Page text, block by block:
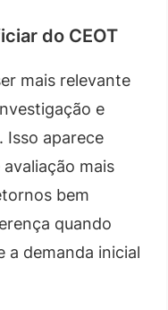
do CEOT
mais relevante
e
Isso aparece
mais
bem
quando
a demanda inicial